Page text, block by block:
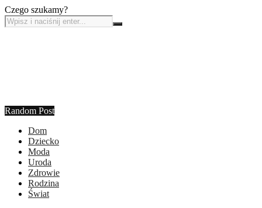
Czego szukamy?
Random Post
Dom
Dziecko
Moda
Uroda
Zdrowie
Rodzina
Świat